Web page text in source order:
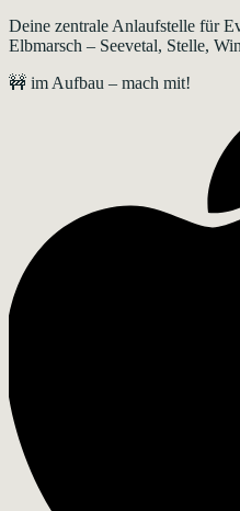
Deine zentrale Anlaufstelle für
Elbmarsch – Seevetal, Stelle,
🚧 im Aufbau – mach mit!